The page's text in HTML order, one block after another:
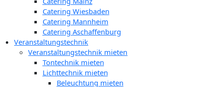
Catering Wiesbaden
Catering Mannheim
Catering Aschaffenburg
Veranstaltungstechnik
Veranstaltungstechnik mieten
Tontechnik mieten
Lichttechnik mieten
Beleuchtung mieten